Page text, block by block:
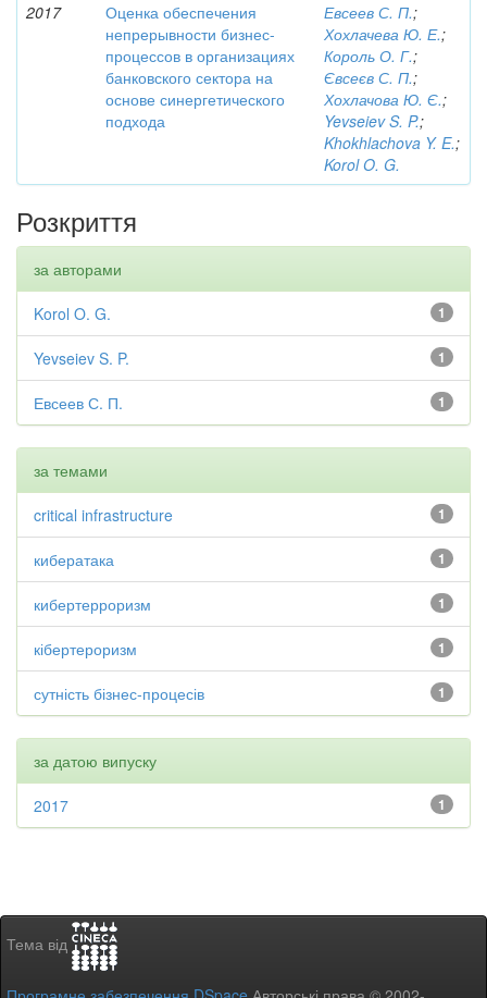
2017
Оценка обеспечения
непрерывности бизнес-
процессов в организациях
банковского сектора на
основе синергетического
подхода
Евсеев С. П.;
Хохлачева Ю. Е.;
Король О. Г.;
Євсеєв С. П.;
Хохлачова Ю. Є.;
Yevseiev S. P.;
Khokhlachova Y. E.;
Korol O. G.
Розкриття
за авторами
1
Korol O. G.
1
Yevseiev S. P.
1
Евсеев С. П.
за темами
1
critical infrastructure
1
кибератака
1
кибертерроризм
1
кібертероризм
1
сутність бізнес-процесів
за датою випуску
1
2017
Тема від